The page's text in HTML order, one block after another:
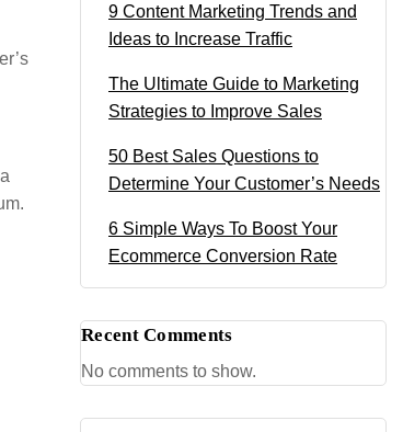
9 Content Marketing Trends and
Ideas to Increase Traffic
The Ultimate Guide to Marketing
Strategies to Improve Sales
50 Best Sales Questions to
Determine Your Customer’s Needs
6 Simple Ways To Boost Your
Ecommerce Conversion Rate
Recent Comments
No comments to show.